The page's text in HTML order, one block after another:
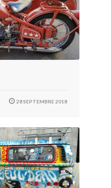
28 SEPTEMBRE 2018